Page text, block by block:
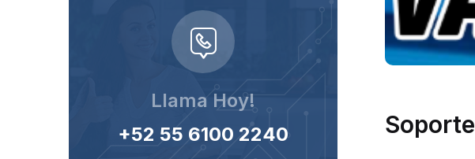
Llama Hoy!
+52 55 6100 2240
Soporte